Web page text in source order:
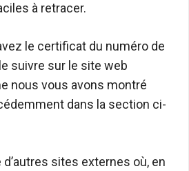
à retracer.
le certificat du numéro de
suivre sur le site web
nous vous avons montré
dans la section ci-
sites externes où, en